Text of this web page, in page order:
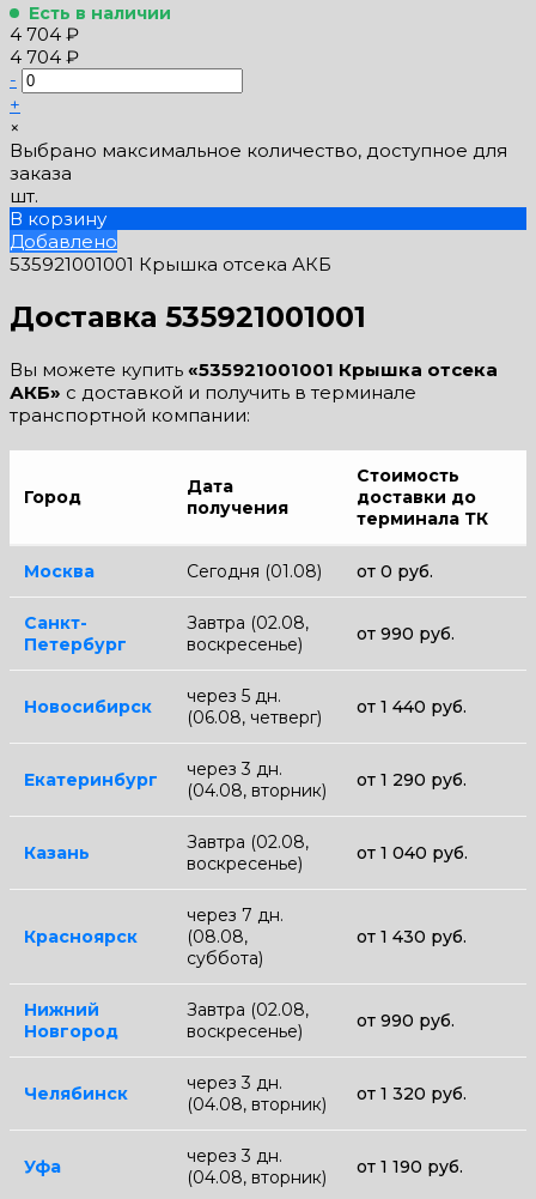
Есть в наличии
4 704 ₽
4 704 ₽
-
+
×
Выбрано максимальное количество, доступное для
заказа
шт.
В корзину
Добавлено
535921001001 Крышка отсека АКБ
Доставка 535921001001
Вы можете купить «535921001001 Крышка отсека
АКБ» с доставкой и получить в терминале
транспортной компании:
Город
Дата
получения
Стоимость
доставки до
терминала ТК
Москва Сегодня (01.08) от 0 руб.
Санкт-
Петербург
Завтра (02.08,
воскресенье)
от 990 руб.
Новосибирск
через 5 дн.
(06.08, четверг)
от 1 440 руб.
Екатеринбург
через 3 дн.
(04.08, вторник)
от 1 290 руб.
Казань
Завтра (02.08,
воскресенье)
от 1 040 руб.
Красноярск
через 7 дн.
(08.08,
суббота)
от 1 430 руб.
Нижний
Новгород
Завтра (02.08,
воскресенье)
от 990 руб.
Челябинск
через 3 дн.
(04.08, вторник)
от 1 320 руб.
Уфа
через 3 дн.
(04.08, вторник)
от 1 190 руб.